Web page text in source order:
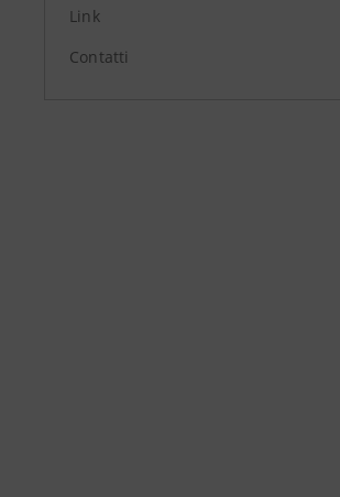
Link
Contatti